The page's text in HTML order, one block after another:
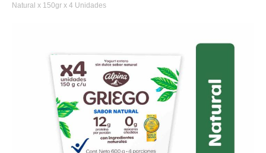
Natural x 150gr x 4 Unidades